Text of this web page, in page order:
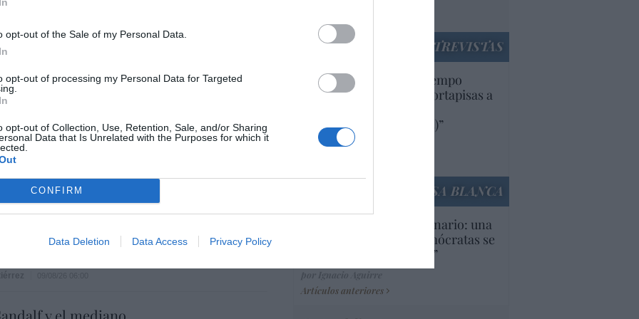
opt-out of the Sale of my Personal Data.
opt-out of processing my Personal Data for Targeted
opt-out of Collection, Use, Retention, Sale, and/or Sharing
Data that Is Unrelated with the Purposes for which it
CONFIRM
Data Deletion Data Access Privacy Policy
masones intentaron extorsionar al rey
09/08/26 06:00
intensifica la persecución a los
“Es casi imposible que se reúnan en un
y el mediano
ENTREVISTAS
“Europa lleva mucho tiempo
poniendo aranceles y cortapisas a
americanas (y europeas)”
por Ana Sánchez Arjona
LA CASA BLANCA
EEUU. Inquietante escenario: una
tercera parte de los demócratas se
define como “socialista”
Artículos anteriores